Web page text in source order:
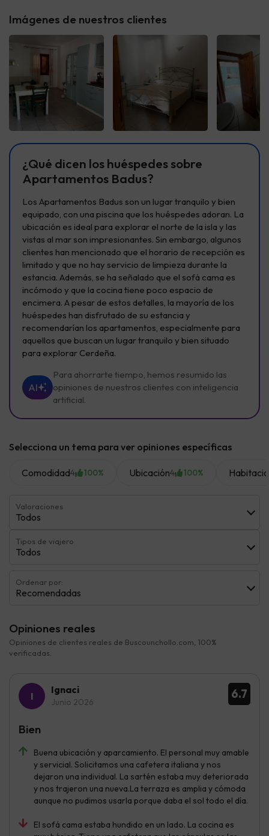
Imágenes de nuestros clientes
¿Qué dicen los huéspedes sobre
Apartamentos Badus?
Los Apartamentos Badus son un lugar tranquilo y bien
equipado, con una piscina que los huéspedes adoran. La
ubicación es ideal para explorar el norte de la isla y las
vistas al mar son impresionantes. Sin embargo, algunos
clientes han mencionado que el horario de recepción es
limitado y que no hay servicio de limpieza durante la
estancia. Además, se ha señalado que el sofá cama es
incómodo y que la cocina tiene poco espacio de
encimera. A pesar de estos detalles, la mayoría de los
huéspedes han disfrutado de su estancia y
recomendarían los apartamentos, especialmente para
aquellos que buscan un lugar tranquilo y bien situado
para explorar Cerdeña.
AI
Para ahorrarte tiempo, hemos resumido las
opiniones de nuestros clientes con inteligencia
artificial.
Selecciona un tema para ver opiniones específicas
Comodidad4 100% Ubicación4 100%
Valoraciones
Todos
Tipos de viajero
Todos
Ordenar por:
Recomendadas
Opiniones reales
Opiniones de clientes reales de Buscounchollo.com, 100%
verificadas.
6.7
Ignaci
Junio 2026
Buena ubicación y aparcamiento. El personal muy amable
y servicial. Solicitamos una cafetera italiana y nos
dejaron una individual. La sartén estaba muy deteriorada
y nos trajeron una nueva.La terraza es amplia y cómoda
aunque no pudimos usarla porque daba el sol todo el día.
El sofá cama estaba hundido en un lado. La cocina es
Bien